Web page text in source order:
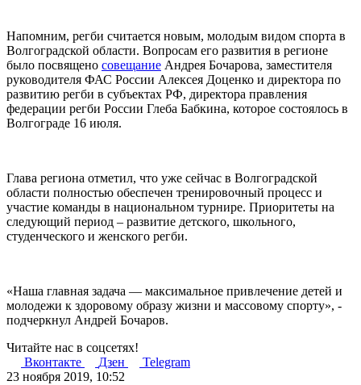
Напомним, регби считается новым, молодым видом спорта в
Волгоградской области. Вопросам его развития в регионе
было посвящено совещание Андрея Бoчарова, заместителя
руководителя ФАС России Алексея Дoценко и директора по
развитию регби в субъектах РФ, директора правления
федерации регби России Глеба Бабкина, которое состоялось в
Волгограде 16 июля.
Глава региона отметил, что уже сейчас в Волгоградской
области полностью обеспечен тренировочный процесс и
участие команды в национальном турнире. Приоритеты на
следующий период – развитие детского, школьного,
студенческого и женского регби.
«Наша главная задача — максимальное привлечение детей и
молодежи к здоровому образу жизни и массовому спорту», -
подчеркнул Андрей Бочаров.
Читайте нас в соцсетях!
Вконтакте
Дзен
Telegram
23 ноября 2019, 10:52